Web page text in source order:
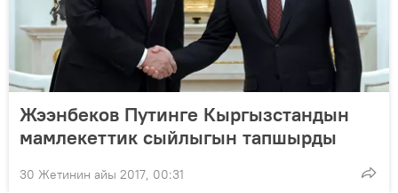
Жээнбеков Путинге Кыргызстандын
мамлекеттик сыйлыгын тапшырды
30 Жетинин айы 2017, 00:31